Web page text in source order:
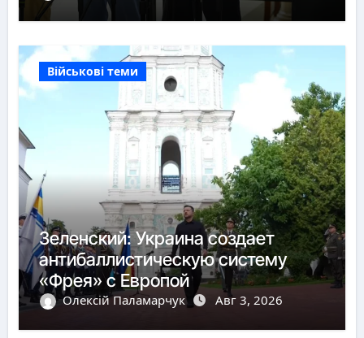
Військові теми
Зеленский: Украина создает
антибаллистическую систему
«Фрея» с Европой
Олексій Паламарчук Авг 3, 2026